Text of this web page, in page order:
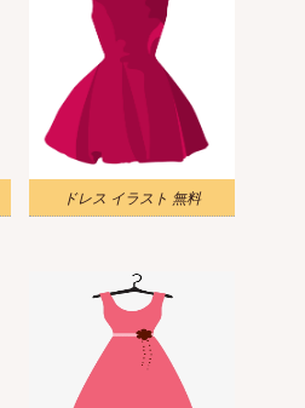
ドレス イラスト 無料